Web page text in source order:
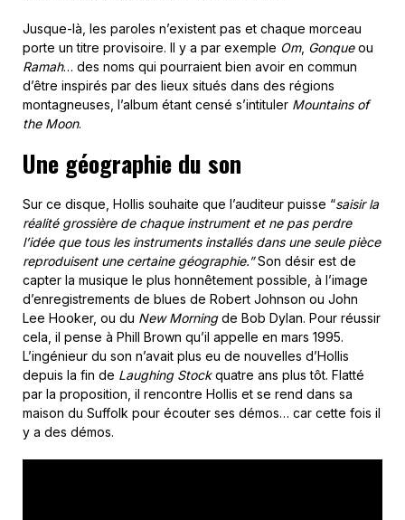
Jusque-là, les paroles n’existent pas et chaque morceau
porte un titre provisoire. Il y a par exemple Om, Gonqueou
Ramah… des noms qui pourraient bien avoir en commun
d’être inspirés par des lieux situés dans des régions
montagneuses, l’album étant censé s’intituler Mountains of
the Moon.
Une géographie du son
Sur ce disque, Hollis souhaite que l’auditeur puisse “saisir la
réalité grossière de chaque instrument et ne pas perdre
l’idée que tous les instruments installés dans une seule pièce
reproduisent une certaine géographie.”Son désir est de
capter la musique le plus honnêtement possible, à l’image
d’enregistrements de blues de Robert Johnson ou John
Lee Hooker, ou du New Morningde Bob Dylan. Pour réussir
cela, il pense à Phill Brown qu’il appelle en mars 1995.
L’ingénieur du son n’avait plus eu de nouvelles d’Hollis
depuis la fin de Laughing Stockquatre ans plus tôt. Flatté
par la proposition, il rencontre Hollis et se rend dans sa
maison du Suffolk pour écouter ses démos… car cette fois il
y a des démos.